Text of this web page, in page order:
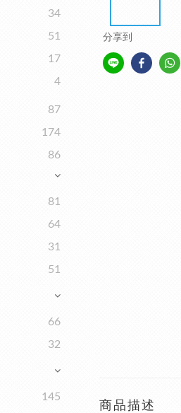
34
51
17
4
87
174
86
81
64
31
51
66
32
145
分享到
商品描述